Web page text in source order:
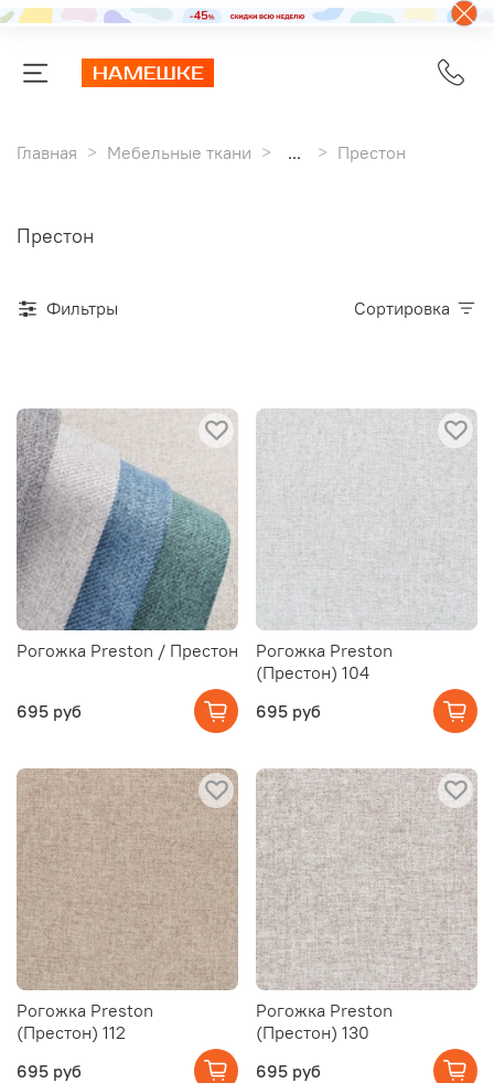
Главная Мебельные ткани ... Престон
Престон
Фильтры Сортировка
Рогожка Preston / Престон
695 руб
Рогожка Preston
(Престон) 104
695 руб
Рогожка Preston
(Престон) 112
695 руб
Рогожка Preston
(Престон) 130
695 руб